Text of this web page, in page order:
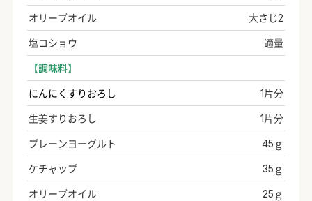
オリーブオイル 大さじ2
塩コショウ 適量
【調味料】
にんにくすりおろし 1片分
生姜すりおろし 1片分
プレーンヨーグルト 45ｇ
ケチャップ 35ｇ
オリーブオイル 25ｇ